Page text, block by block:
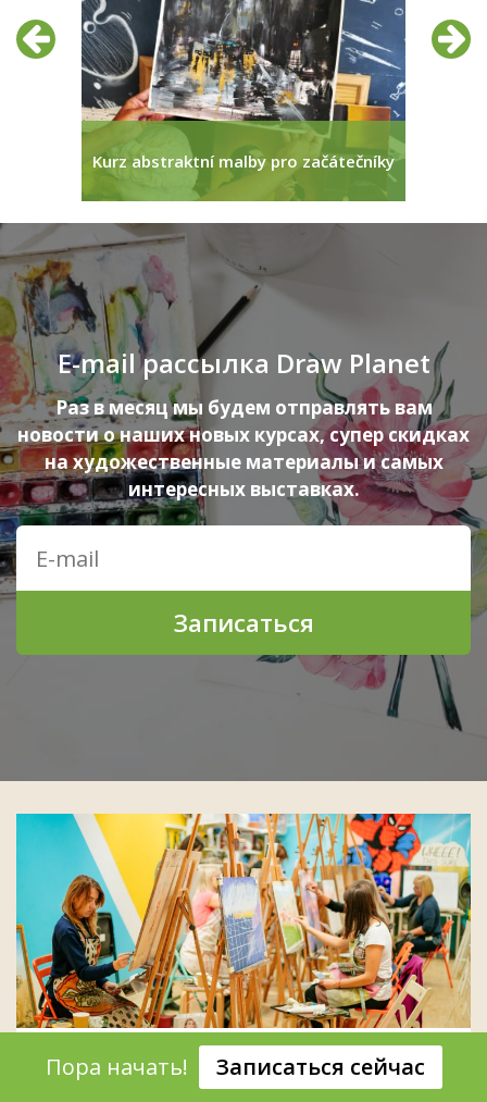
Пора начать! Записаться сейчас
Предыдущий
Kurz abstraktní malby pro začátečníky
E-mail рассылка Draw Planet
Раз в месяц мы будем отправлять вам
новости о наших новых курсах, супер скидках
на художественные материалы и самых
интересных выставках.
Записаться
Вас ждут прекрасные студии Draw
Planet в центре Праги!